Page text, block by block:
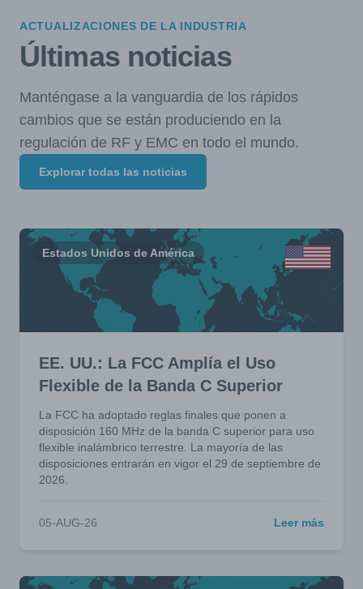
ACTUALIZACIONES DE LA INDUSTRIA
Últimas noticias
Manténgase a la vanguardia de los rápidos
cambios que se están produciendo en la
regulación de RF y EMC en todo el mundo.
Explorar todas las noticias
Estados Unidos de América
EE. UU.: La FCC Amplía el Uso
Flexible de la Banda C Superior
La FCC ha adoptado reglas finales que ponen a
disposición 160 MHz de la banda C superior para uso
flexible inalámbrico terrestre. La mayoría de las
disposiciones entrarán en vigor el 29 de septiembre de
2026.
05-AUG-26 Leer más